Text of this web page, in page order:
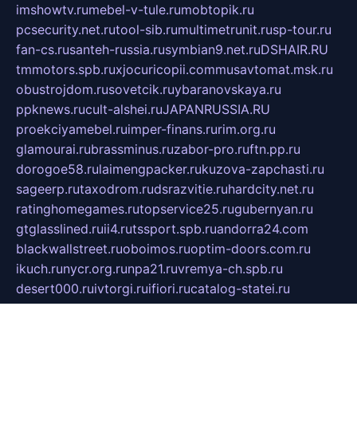
imshowtv.rumebel-v-tule.rumobtopik.ru
pcsecurity.net.rutool-sib.rumultimetrunit.rusp-tour.ru
fan-cs.rusanteh-russia.rusymbian9.net.ruDSHAIR.RU
tmmotors.spb.ruxjocuricopii.commusavtomat.msk.ru
obustrojdom.rusovetcik.ruybaranovskaya.ru
ppknews.rucult-alshei.ruJAPANRUSSIA.RU
proekciyamebel.ruimper-finans.rurim.org.ru
glamourai.rubrassminus.ruzabor-pro.ruftn.pp.ru
dorogoe58.rulaimengpacker.rukuzova-zapchasti.ru
sageerp.rutaxodrom.rudsrazvitie.ruhardcity.net.ru
ratinghomegames.rutopservice25.rugubernyan.ru
gtglasslined.ruii4.rutssport.spb.ruandorra24.com
blackwallstreet.ruoboimos.ruoptim-doors.com.ru
ikuch.runycr.org.runpa21.ruvremya-ch.spb.ru
desert000.ruivtorgi.ruifiori.rucatalog-statei.ru
dcv.org.ruspetsmaster174.ruipkameryhiseeu.ru